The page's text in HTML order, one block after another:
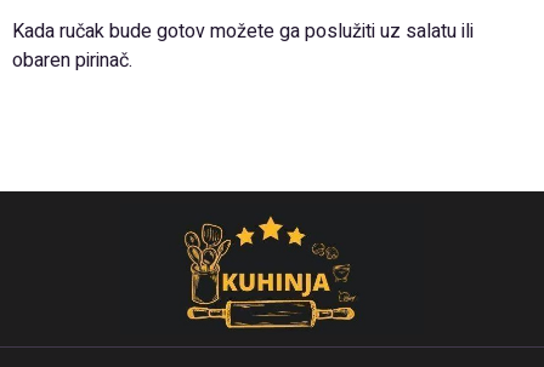
Kada ručak bude gotov možete ga poslužiti uz salatu ili
obaren pirinač.